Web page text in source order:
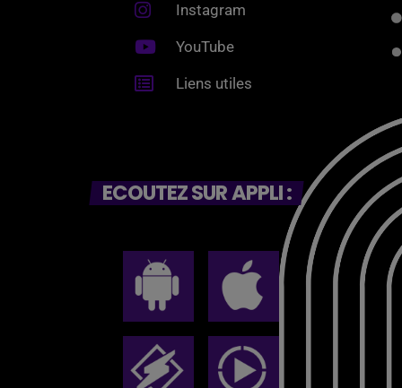
Instagram
YouTube
Liens utiles
ECOUTEZ SUR APPLI :